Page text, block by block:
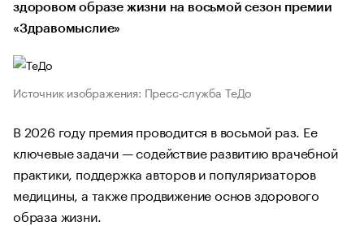
здоровом образе жизни на восьмой сезон премии
«Здравомыслие»
Источник изображения: Пресс-служба ТеДо
В 2026 году премия проводится в восьмой раз. Ее
ключевые задачи — содействие развитию врачебной
практики, поддержка авторов и популяризаторов
медицины, а также продвижение основ здорового
образа жизни.